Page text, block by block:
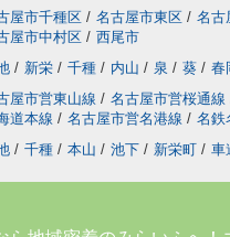
屋市千種区 / 名古屋市東区 / 名古
屋市中村区 / 西尾市
/ 新栄 / 千種 / 内山 / 泉 / 葵 / 春
屋市営東山線 / 名古屋市営桜通線
道本線 / 名古屋市営名港線 / 名鉄
/ 千種 / 本山 / 池下 / 新栄町 / 車